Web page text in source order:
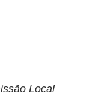
Local